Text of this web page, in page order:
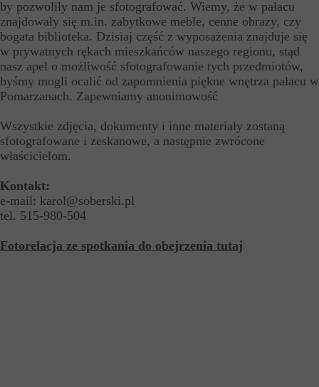
by pozwoliły nam je sfotografować. Wiemy, że w pałacu
znajdowały się m.in. zabytkowe meble, cenne obrazy, czy
bogata biblioteka. Dzisiaj część z wyposażenia znajduje się
w prywatnych rękach mieszkańców naszego regionu, stąd
nasz apel o możliwość sfotografowanie tych przedmiotów,
byśmy mogli ocalić od zapomnienia piękne wnętrza pałacu w
Pomarzanach. Zapewniamy anonimowość
Wszystkie zdjęcia, dokumenty i inne materiały zostaną
sfotografowane i zeskanowe, a następnie zwrócone
właścicielom.
Kontakt:
e-mail: karol@soberski.pl
tel. 515-980-504
Fotorelacja ze spotkania do obejrzenia tutaj